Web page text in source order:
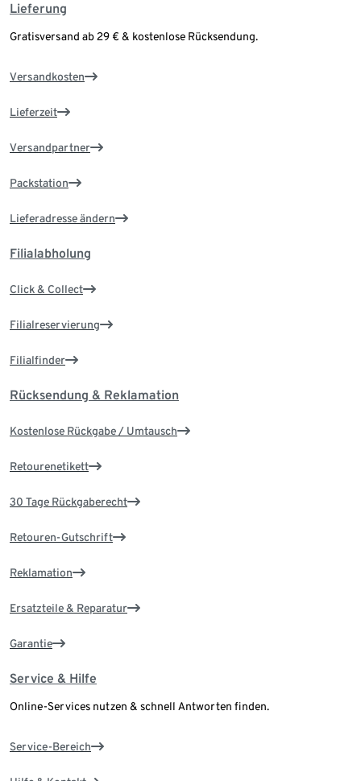
Lieferung
Gratisversand ab 29 € & kostenlose Rücksendung.
Versandkosten
Lieferzeit
Versandpartner
Packstation
Lieferadresse ändern
Filialabholung
Click & Collect
Filialreservierung
Filialfinder
Rücksendung & Reklamation
Kostenlose Rückgabe / Umtausch
Retourenetikett
30 Tage Rückgaberecht
Retouren-Gutschrift
Reklamation
Ersatzteile & Reparatur
Garantie
Service & Hilfe
Online-Services nutzen & schnell Antworten finden.
Service-Bereich